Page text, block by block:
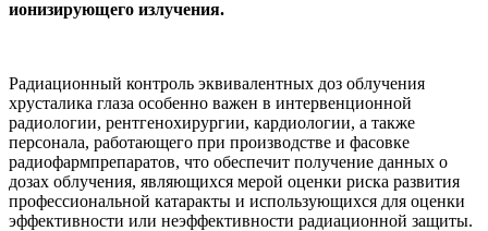
ионизирующего излучения.
Радиационный контроль эквивалентных доз облучения
хрусталика глаза особенно важен в интервенционной
радиологии, рентгенохирургии, кардиологии, а также
персонала, работающего при производстве и фасовке
радиофармпрепаратов, что обеспечит получение данных о
дозах облучения, являющихся мерой оценки риска развития
профессиональной катаракты и использующихся для оценки
эффективности или неэффективности радиационной защиты.